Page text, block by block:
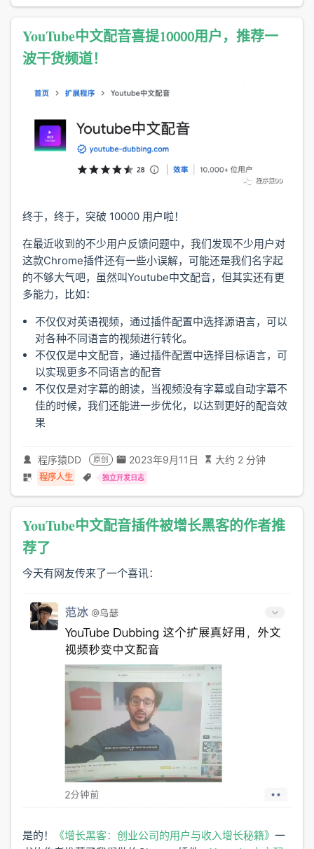
YouTube中文配音喜提10000用户，推荐一
波干货频道！
终于，终于，突破 10000 用户啦！
在最近收到的不少用户反馈问题中，我们发现不少用户对
这款Chrome插件还有一些小误解，可能还是我们名字起
的不够大气吧，虽然叫Youtube中文配音，但其实还有更
多能力，比如：
不仅仅对英语视频，通过插件配置中选择源语言，可以
对各种不同语言的视频进行转化。
不仅仅是中文配音，通过插件配置中选择目标语言，可
以实现更多不同语言的配音
不仅仅是对字幕的朗读，当视频没有字幕或自动字幕不
佳的时候，我们还能进一步优化，以达到更好的配音效
果
程序猿DD 原创 2023年9月11日 大约 2 分钟
程序人生 独立开发日志
YouTube中文配音插件被增长黑客的作者推
荐了
今天有网友传来了一个喜讯：
是的！ 《增长黑客：创业公司的用户与收入增长秘籍》 一